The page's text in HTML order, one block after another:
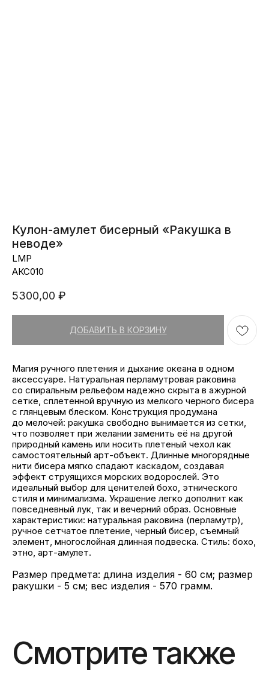
Кулон-амулет бисерный «Ракушка в
неводе»
LMP
АКС010
5300,00 ₽
ДОБАВИТЬ В КОРЗИНУ
Магия ручного плетения и дыхание океана в одном
аксессуаре. Натуральная перламутровая раковина
со спиральным рельефом надежно скрыта в ажурной
сетке, сплетенной вручную из мелкого черного бисера
с глянцевым блеском. Конструкция продумана
до мелочей: ракушка свободно вынимается из сетки,
что позволяет при желании заменить её на другой
природный камень или носить плетеный чехол как
самостоятельный арт-объект. Длинные многорядные
нити бисера мягко спадают каскадом, создавая
эффект струящихся морских водорослей. Это
идеальный выбор для ценителей бохо, этнического
стиля и минимализма. Украшение легко дополнит как
повседневный лук, так и вечерний образ. Основные
характеристики: натуральная раковина (перламутр),
ручное сетчатое плетение, черный бисер, съемный
элемент, многослойная длинная подвеска. Стиль: бохо,
этно, арт-амулет.
Размер предмета: длина изделия - 60 см; размер
ракушки - 5 см; вес изделия - 570 грамм.
Смотрите также